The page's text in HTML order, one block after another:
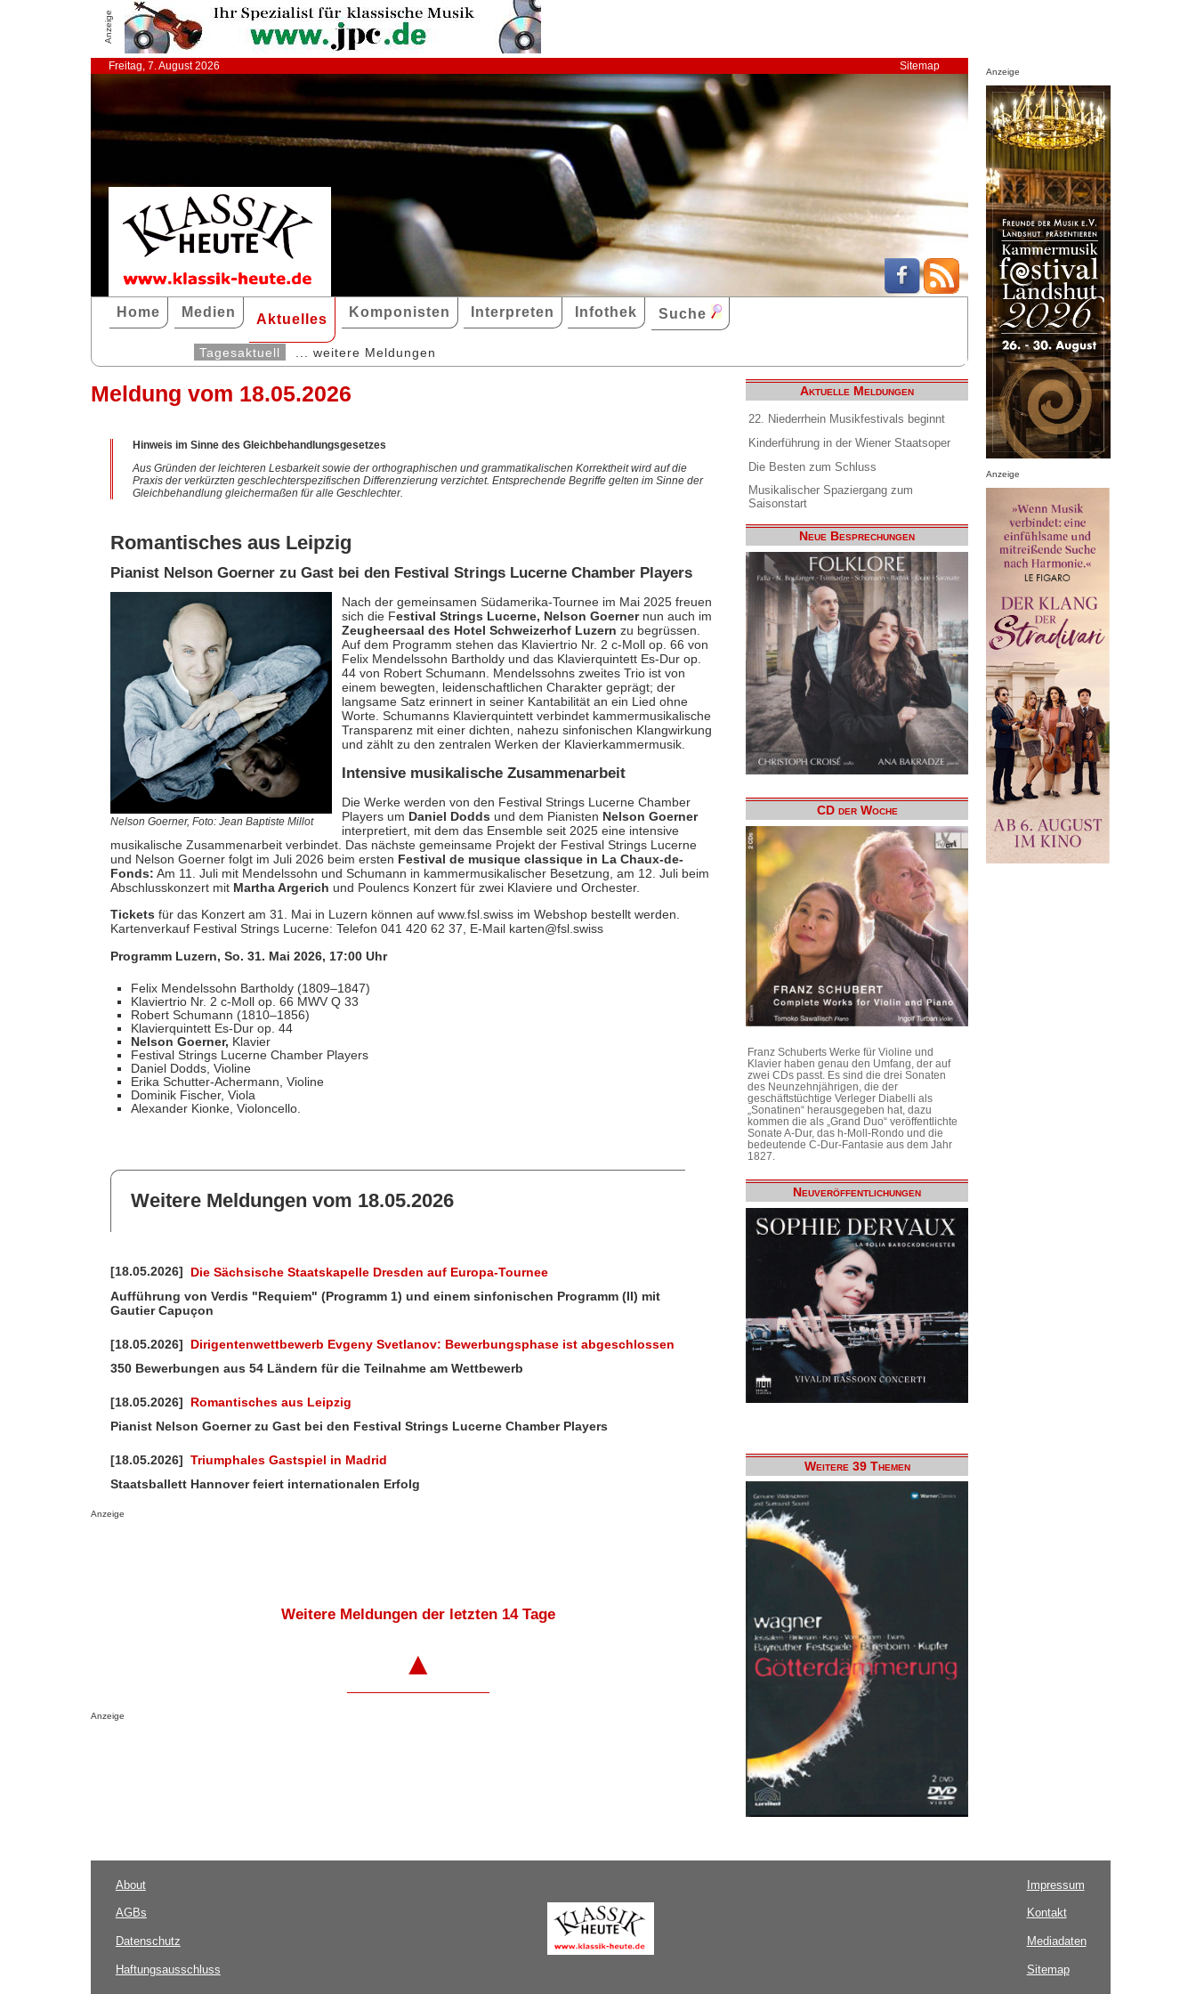
Anzeige
Freitag, 7. August 2026 Sitemap
Home Medien Aktuelles Komponisten Interpreten Infothek Suche
Tagesaktuell ... weitere Meldungen
Meldung vom 18.05.2026
Hinweis im Sinne des Gleichbehandlungsgesetzes
Aus Gründen der leichteren Lesbarkeit sowie der orthographischen und grammatikalischen Korrektheit wird auf die
Praxis der verkürzten geschlechterspezifischen Differenzierung verzichtet. Entsprechende Begriffe gelten im Sinne der
Gleichbehandlung gleichermaßen für alle Geschlechter.
Romantisches aus Leipzig
Pianist Nelson Goerner zu Gast bei den Festival Strings Lucerne Chamber Players
Nelson Goerner, Foto: Jean Baptiste Millot
Nach der gemeinsamen Südamerika-Tournee im Mai 2025 freuen
sich die Festival Strings Lucerne, Nelson Goernernun auch im
Zeugheersaal des Hotel Schweizerhof Luzern zu begrüssen.
Auf dem Programm stehen das Klaviertrio Nr. 2 c-Moll op. 66 von
Felix Mendelssohn Bartholdy und das Klavierquintett Es-Dur op.
44 von Robert Schumann. Mendelssohns zweites Trio ist von
einem bewegten, leidenschaftlichen Charakter geprägt; der
langsame Satz erinnert in seiner Kantabilität an ein Lied ohne
Worte. Schumanns Klavierquintett verbindet kammermusikalische
Transparenz mit einer dichten, nahezu sinfonischen Klangwirkung
und zählt zu den zentralen Werken der Klavierkammermusik.
Intensive musikalische Zusammenarbeit
Die Werke werden von den Festival Strings Lucerne Chamber
Players um Daniel Dodds und dem Pianisten Nelson Goerner
interpretiert, mit dem das Ensemble seit 2025 eine intensive
musikalische Zusammenarbeit verbindet. Das nächste gemeinsame Projekt der Festival Strings Lucerne
und Nelson Goerner folgt im Juli 2026 beim ersten Festival de musique classique in La Chaux-de-
Fonds: Am 11. Juli mit Mendelssohn und Schumann in kammermusikalischer Besetzung, am 12. Juli beim
Abschlusskonzert mit Martha Argerich und Poulencs Konzert für zwei Klaviere und Orchester.
Tickets für das Konzert am 31. Mai in Luzern können auf www.fsl.swiss im Webshop bestellt werden.
Kartenverkauf Festival Strings Lucerne: Telefon 041 420 62 37, E-Mail karten@fsl.swiss
Programm Luzern, So. 31. Mai 2026, 17:00 Uhr
Felix Mendelssohn Bartholdy (1809–1847)
Klaviertrio Nr. 2 c-Moll op. 66 MWV Q 33
Robert Schumann (1810–1856)
Klavierquintett Es-Dur op. 44
Nelson Goerner, Klavier
Festival Strings Lucerne Chamber Players
Daniel Dodds, Violine
Erika Schutter-Achermann, Violine
Dominik Fischer, Viola
Alexander Kionke, Violoncello.
Weitere Meldungen vom 18.05.2026
[18.05.2026]
Die Sächsische Staatskapelle Dresden auf Europa-Tournee
Aufführung von Verdis "Requiem" (Programm 1) und einem sinfonischen Programm (II) mit
Gautier Capuçon
[18.05.2026]
Dirigentenwettbewerb Evgeny Svetlanov: Bewerbungsphase ist abgeschlossen
350 Bewerbungen aus 54 Ländern für die Teilnahme am Wettbewerb
[18.05.2026]
Romantisches aus Leipzig
Pianist Nelson Goerner zu Gast bei den Festival Strings Lucerne Chamber Players
[18.05.2026] Triumphales Gastspiel in Madrid
Staatsballett Hannover feiert internationalen Erfolg
Anzeige
Weitere Meldungen der letzten 14 Tage
▲
Anzeige
Aktuelle Meldungen
22. Niederrhein Musikfestivals beginnt
Kinderführung in der Wiener Staatsoper
Die Besten zum Schluss
Musikalischer Spaziergang zum
Saisonstart
Neue Besprechungen
CD der Woche
Franz Schuberts Werke für Violine und
Klavier haben genau den Umfang, der auf
zwei CDs passt. Es sind die drei Sonaten
des Neunzehnjährigen, die der
geschäftstüchtige Verleger Diabelli als
„Sonatinen“ herausgegeben hat, dazu
kommen die als „Grand Duo“ veröffentlichte
Sonate A-Dur, das h-Moll-Rondo und die
bedeutende C-Dur-Fantasie aus dem Jahr
1827.
Neuveröffentlichungen
Weitere 39 Themen
Anzeige
Anzeige
About
AGBs
Datenschutz
Haftungsausschluss
Impressum
Kontakt
Mediadaten
Sitemap